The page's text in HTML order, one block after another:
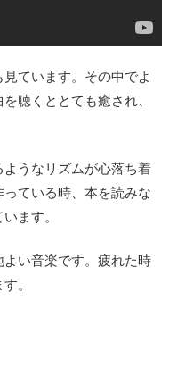
ています。その中でよ
聴くととても癒され、
うなリズムが心落ち着
ている時、本を読みな
ます。
い音楽です。疲れた時
。